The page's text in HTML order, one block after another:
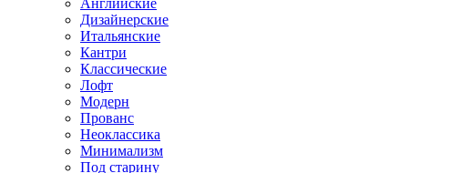
Дизайнерские
Итальянские
Кантри
Классические
Лофт
Модерн
Прованс
Неоклассика
Минимализм
Под старину